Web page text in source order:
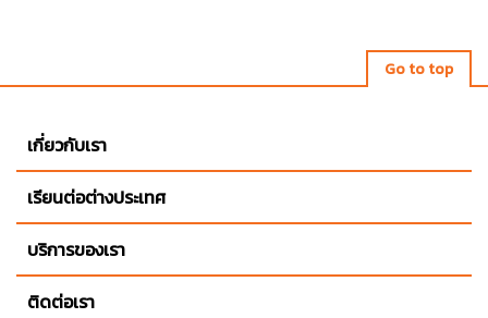
Go to top
เกี่ยวกับเรา
เรียนต่อต่างประเทศ
บริการของเรา
ติดต่อเรา